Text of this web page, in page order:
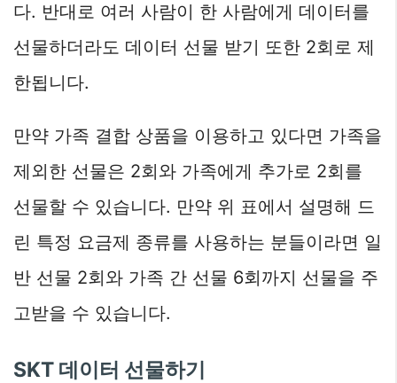
다. 반대로 여러 사람이 한 사람에게 데이터를
선물하더라도 데이터 선물 받기 또한 2회로 제
한됩니다.
만약 가족 결합 상품을 이용하고 있다면 가족을
제외한 선물은 2회와 가족에게 추가로 2회를
선물할 수 있습니다. 만약 위 표에서 설명해 드
린 특정 요금제 종류를 사용하는 분들이라면 일
반 선물 2회와 가족 간 선물 6회까지 선물을 주
고받을 수 있습니다.
SKT 데이터 선물하기